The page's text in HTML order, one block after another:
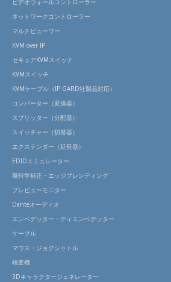
ビデオウォールコントローラー
ネットワークコントローラー
マルチビューワー
KVM over IP
セキュアKVMスイッチ
KVMスイッチ
KVMケーブル（IP GARD社製品対応）
コンバーター（変換器）
スプリッター（分配器）
スイッチャー（切替器）
エクステンダー（延長器）
EDIDエミュレーター
幾何学補正・エッジブレンディング
プレビューモニター
Danteオーディオ
エンベデッター・ディエンベデッター
ケーブル
マウス・ジョグシャトル
検査機
3Dキャラクタージェネレーター